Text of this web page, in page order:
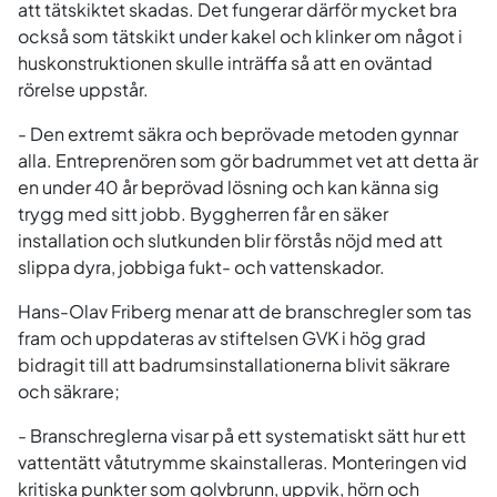
att tätskiktet skadas. Det fungerar därför mycket bra
också som tätskikt under kakel och klinker om något i
huskonstruktionen skulle inträffa så att en oväntad
rörelse uppstår.
- Den extremt säkra och beprövade metoden gynnar
alla. Entreprenören som gör badrummet vet att detta är
en under 40 år beprövad lösning och kan känna sig
trygg med sitt jobb. Byggherren får en säker
installation och slutkunden blir förstås nöjd med att
slippa dyra, jobbiga fukt- och vattenskador.
Hans-Olav Friberg menar att de branschregler som tas
fram och uppdateras av stiftelsen GVK i hög grad
bidragit till att badrumsinstallationerna blivit säkrare
och säkrare;
- Branschreglerna visar på ett systematiskt sätt hur ett
vattentätt våtutrymme skainstalleras. Monteringen vid
kritiska punkter som golvbrunn, uppvik, hörn och